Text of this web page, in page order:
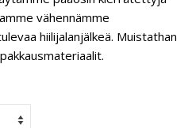
vähennämme
hiilijalanjälkeä. Muistathan